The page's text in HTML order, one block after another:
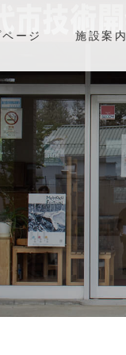
ージ 施設案内